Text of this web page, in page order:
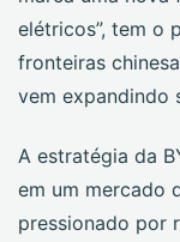
elétricos”, tem o
fronteiras
vem expandindo
A estratégia da
em um mercado
pressionado por